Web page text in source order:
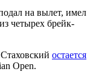
на вылет, имел
четырех брейк-
остается
Open.